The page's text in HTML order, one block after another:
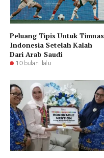
Peluang Tipis Untuk Timnas
Indonesia Setelah Kalah
Dari Arab Saudi
10 bulan lalu